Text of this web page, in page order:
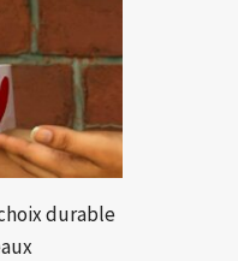
durable